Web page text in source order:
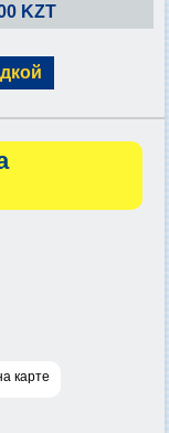
KZT
карте